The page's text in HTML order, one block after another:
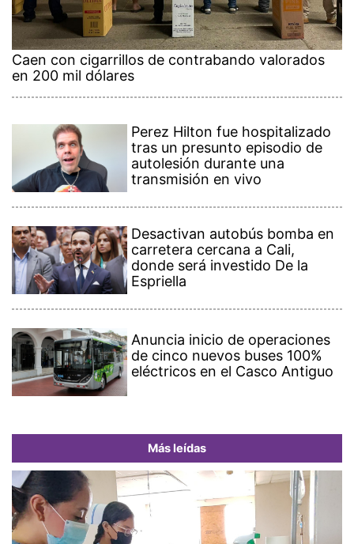
Caen con cigarrillos de contrabando valorados
en 200 mil dólares
Perez Hilton fue hospitalizado
tras un presunto episodio de
autolesión durante una
transmisión en vivo
Desactivan autobús bomba en
carretera cercana a Cali,
donde será investido De la
Espriella
Anuncia inicio de operaciones
de cinco nuevos buses 100%
eléctricos en el Casco Antiguo
Más leídas